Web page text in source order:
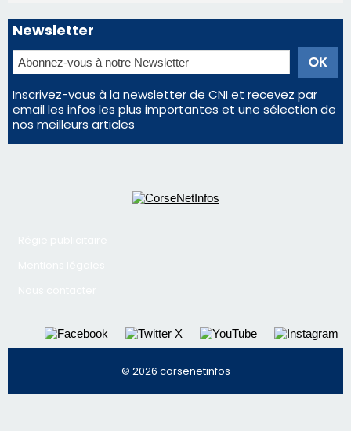
Régie publicitaire
Nous contacter
© 2026 corsenetinfos